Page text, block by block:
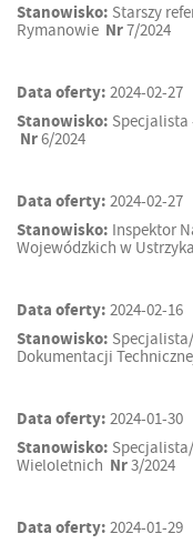
Stanowisko: Starszy
Rymanowie Nr7/2024
Data oferty: 2024-02-27
Stanowisko: Specjalista
Nr6/2024
Data oferty: 2024-02-27
Stanowisko: Inspektor
Wojewódzkich w
Data oferty: 2024-02-16
Stanowisko:
Dokumentacji
Data oferty: 2024-01-30
Stanowisko:
Wieloletnich Nr3/2024
Data oferty: 2024-01-29